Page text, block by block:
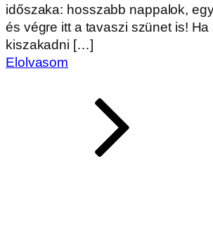
időszaka: hosszabb nappalok,
és végre itt a tavaszi szünet is! Ha
kiszakadni […]
Elolvasom